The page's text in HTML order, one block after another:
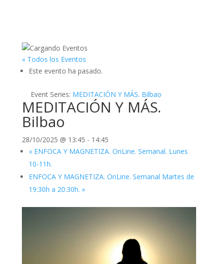
« Todos los Eventos
Este evento ha pasado.
Event Series: MEDITACIÓN Y MÁS. Bilbao
MEDITACIÓN Y MÁS.
Bilbao
28/10/2025 @ 13:45 - 14:45
«ENFOCA Y MAGNETIZA. OnLine. Semanal. Lunes
10-11h.
ENFOCA Y MAGNETIZA. OnLine. Semanal Martes de
19:30h a 20:30h. »